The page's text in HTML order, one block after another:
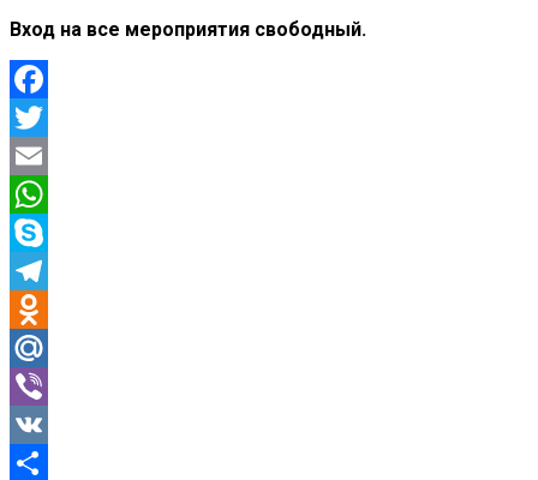
Вход на все мероприятия свободный.
Facebook
Twitter
Email
WhatsApp
Skype
Telegram
Odnoklassniki
Mail.Ru
Viber
VK